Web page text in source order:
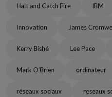
Halt and Catch Fire IBM
Innovation James
Kerry Bishé Lee Pace
Mark O’Brien ordinateur
réseaux sociaux reseaux